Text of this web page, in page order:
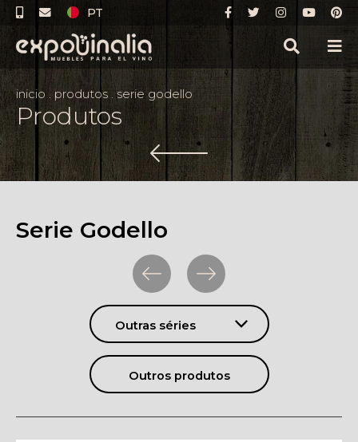
PT
inicio. produtos .serie godello
Produtos
Serie Godello
Outras séries
Outros produtos